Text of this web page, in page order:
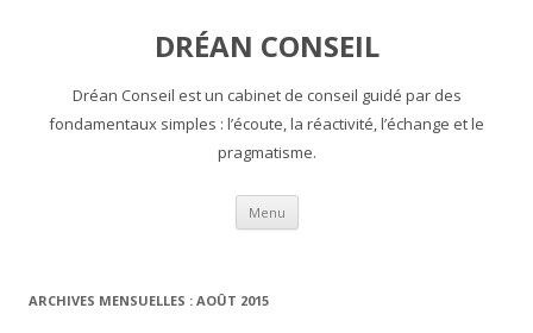
DRÉAN CONSEIL
Dréan Conseil est un cabinet de conseil guidé par des
fondamentaux simples : l’écoute, la réactivité, l’échange et le
pragmatisme.
Menu Aller au contenu principal
ARCHIVES MENSUELLES : AOÛT 2015